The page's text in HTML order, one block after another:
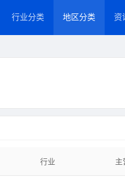
行业分类 地区分类 资
行业 主